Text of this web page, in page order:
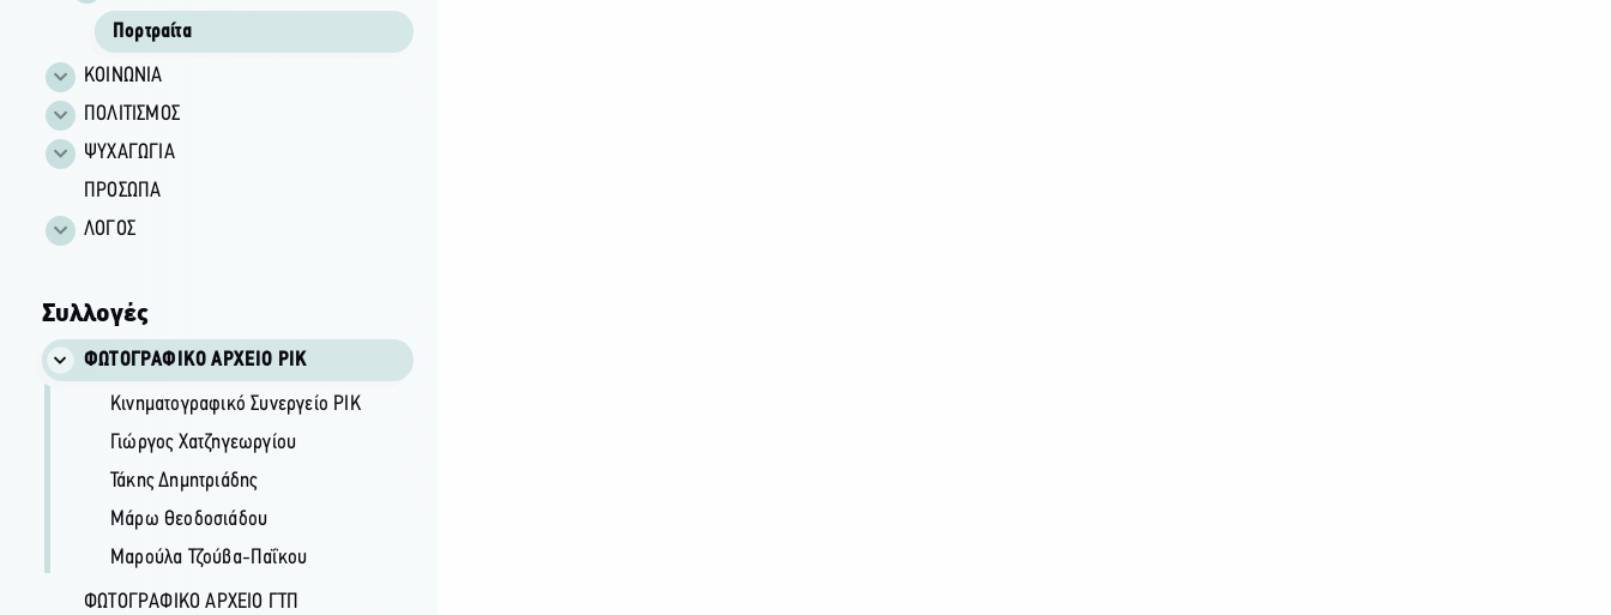
Πορτραίτα
ΚΟΙΝΩΝΙΑ
ΠΟΛΙΤΙΣΜΟΣ
ΨΥΧΑΓΩΓΙΑ
ΠΡΟΣΩΠΑ
ΛΟΓΟΣ
Συλλογές
ΦΩΤΟΓΡΑΦΙΚΌ ΑΡΧΕΊΟ ΡΙΚ
Κινηματογραφικό Συνεργείο ΡΙΚ
Γιώργος Χατζηγεωργίου
Τάκης Δημητριάδης
Μάρω Θεοδοσιάδου
Μαρούλα Τζούβα-Παΐκου
ΦΩΤΟΓΡΑΦΙΚΌ ΑΡΧΕΊΟ ΓΤΠ